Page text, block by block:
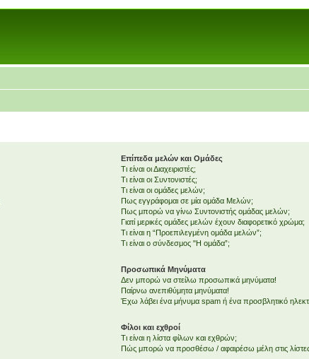
Επίπεδα μελών και Ομάδες
Τι είναι οι Διαχειριστές;
Τι είναι οι Συντονιστές;
Τι είναι οι ομάδες μελών;
Πως εγγράφομαι σε μία ομάδα Μελών;
Πως μπορώ να γίνω Συντονιστής ομάδας μελών;
Γιατί μερικές ομάδες μελών έχουν διαφορετικό χρώμα;
Τι είναι η “Προεπιλεγμένη ομάδα μελών”;
Τι είναι ο σύνδεσμος "Η ομάδα”;
Προσωπικά Μηνύματα
Δεν μπορώ να στείλω προσωπικά μηνύματα!
Παίρνω ανεπιθύμητα μηνύματα!
Έχω λάβει ένα μήνυμα spam ή ένα προσβλητικό
Φίλοι και εχθροί
Τι είναι η λίστα φίλων και εχθρών;
Πώς μπορώ να προσθέσω / αφαιρέσω μέλη στις